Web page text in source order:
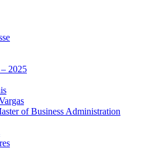
2025
of Business Administration